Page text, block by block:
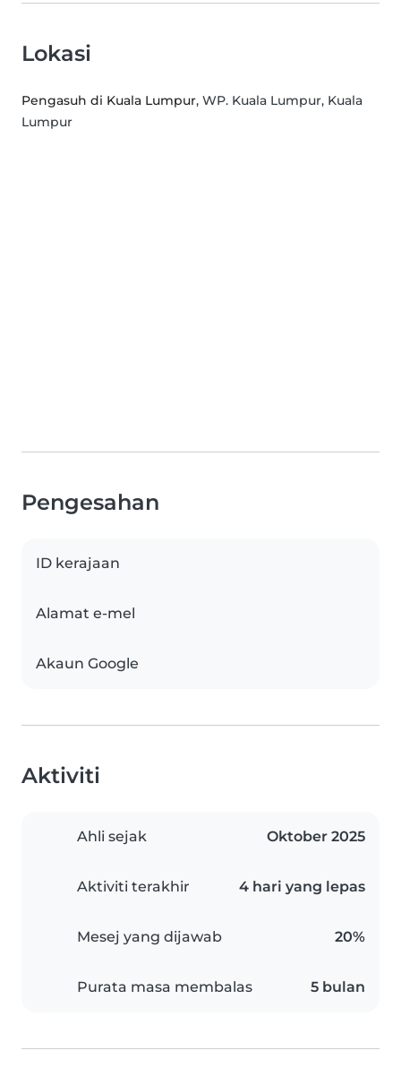
Lokasi
Pengasuh di Kuala Lumpur, WP. Kuala Lumpur, Kuala
Lumpur
Pengesahan
ID kerajaan
Alamat e-mel
Akaun Google
Aktiviti
Ahli sejak Oktober 2025
Aktiviti terakhir 4 hari yang lepas
Mesej yang dijawab 20%
Purata masa membalas 5 bulan